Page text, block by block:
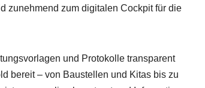
zunehmend zum digitalen Cockpit für die
und Protokolle transparent
bereit – von Baustellen und Kitas bis zu